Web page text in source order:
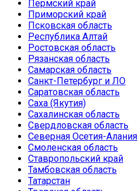
Пермский край
Приморский край
Псковская область
Республика Алтай
Ростовская область
Рязанская область
Самарская область
Санкт-Петербург и ЛО
Саратовская область
Саха (Якутия)
Сахалинская область
Свердловская область
Северная Осетия-Алания
Смоленская область
Ставропольский край
Тамбовская область
Татарстан